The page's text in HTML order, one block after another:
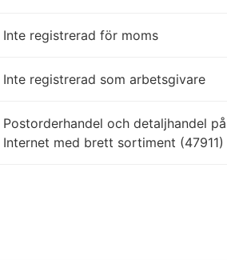
Inte registrerad för moms
Inte registrerad som arbetsgivare
Postorderhandel och detaljhandel på
Internet med brett sortiment (47911)